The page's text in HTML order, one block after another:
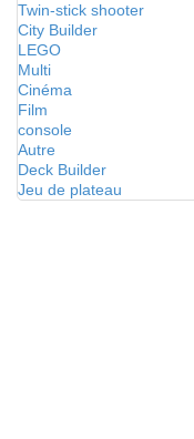
Twin-stick shooter
City Builder
LEGO
Multi
Cinéma
Film
console
Autre
Deck Builder
Jeu de plateau